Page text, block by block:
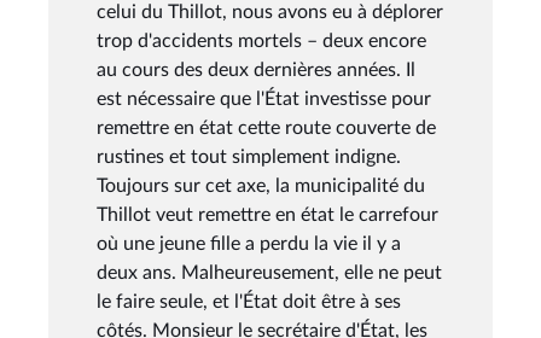
celui du Thillot, nous avons eu à déplorer
trop d'accidents mortels – deux encore
au cours des deux dernières années. Il
est nécessaire que l'État investisse pour
remettre en état cette route couverte de
rustines et tout simplement indigne.
Toujours sur cet axe, la municipalité du
Thillot veut remettre en état le carrefour
où une jeune fille a perdu la vie il y a
deux ans. Malheureusement, elle ne peut
le faire seule, et l'État doit être à ses
côtés. Monsieur le secrétaire d'État, les